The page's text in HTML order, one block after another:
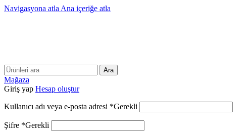
Navigasyona atla Ana içeriğe atla
Ara
Mağaza
Giriş yap Hesap oluştur
Kullanıcı adı veya e-posta adresi *Gerekli
Şifre *Gerekli